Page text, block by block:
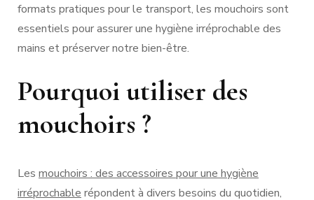
formats pratiques pour le transport, les mouchoirs sont
essentiels pour assurer une hygiène irréprochable des
mains et préserver notre bien-être.
Pourquoi utiliser des
mouchoirs ?
Les mouchoirs : des accessoires pour une hygiène
irréprochable répondent à divers besoins du quotidien,